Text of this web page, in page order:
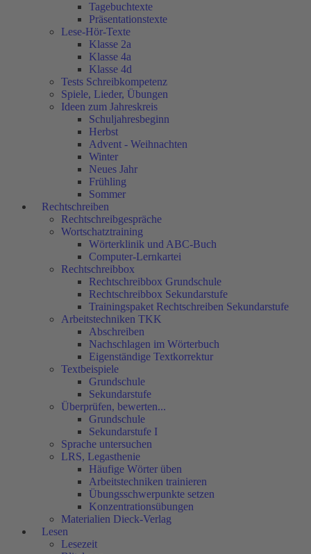
Tagebuchtexte
Präsentationstexte
Lese-Hör-Texte
Klasse 2a
Klasse 4a
Klasse 4d
Tests Schreibkompetenz
Spiele, Lieder, Übungen
Ideen zum Jahreskreis
Schuljahresbeginn
Herbst
Advent - Weihnachten
Winter
Neues Jahr
Frühling
Sommer
Rechtschreiben
Rechtschreibgespräche
Wortschatztraining
Wörterklinik und ABC-Buch
Computer-Lernkartei
Rechtschreibbox
Rechtschreibbox Grundschule
Rechtschreibbox Sekundarstufe
Trainingspaket Rechtschreiben Sekundarstufe
Arbeitstechniken TKK
Abschreiben
Nachschlagen im Wörterbuch
Eigenständige Textkorrektur
Textbeispiele
Grundschule
Sekundarstufe
Überprüfen, bewerten...
Grundschule
Sekundarstufe I
Sprache untersuchen
LRS, Legasthenie
Häufige Wörter üben
Arbeitstechniken trainieren
Übungsschwerpunkte setzen
Konzentrationsübungen
Materialien Dieck-Verlag
Lesen
Lesezeit